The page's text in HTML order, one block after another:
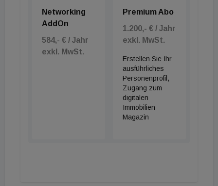
Networking
AddOn
584,- € / Jahr
exkl. MwSt.
Premium Abo
1.200,- € / Jahr
exkl. MwSt.
Erstellen Sie Ihr
ausführliches
Personenprofil,
Zugang zum
digitalen
Immobilien
Magazin